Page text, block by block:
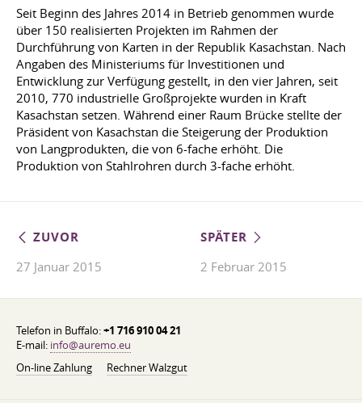
Seit Beginn des Jahres 2014 in Betrieb genommen wurde
über 150 realisierten Projekten im Rahmen der
Durchführung von Karten in der Republik Kasachstan. Nach
Angaben des Ministeriums für Investitionen und
Entwicklung zur Verfügung gestellt, in den vier Jahren, seit
2010, 770 industrielle Großprojekte wurden in Kraft
Kasachstan setzen. Während einer Raum Brücke stellte der
Präsident von Kasachstan die Steigerung der Produktion
von Langprodukten, die von 6-fache erhöht. Die
Produktion von Stahlrohren durch 3-fache erhöht.
ZUVOR
27 Januar 2015
SPÄTER
2 Februar 2015
Telefon in Buffalo:+1 716 910 04 21
E-mail: info@auremo.eu
On-line Zahlung
Rechner Walzgut